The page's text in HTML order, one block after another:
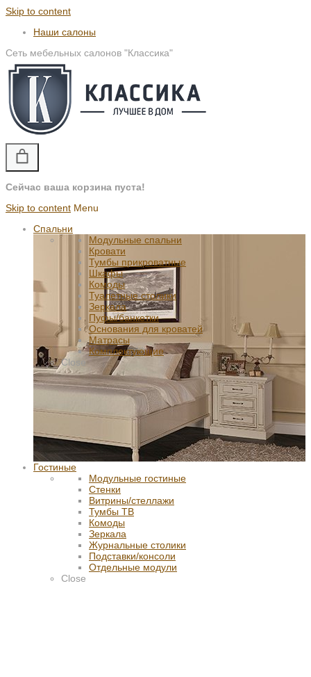
Skip to content
Наши салоны
Сеть мебельных салонов "Классика"
Сейчас ваша корзина пуста!
Skip to content Menu
Спальни
Модульные спальни
Кровати
Тумбы прикроватные
Шкафы
Комоды
Туалетные столики
Зеркала
Пуфы/банкетки
Основания для кроватей
Матрасы
Комплектующие
Close
Гостиные
Модульные гостиные
Стенки
Витрины/стеллажи
Тумбы ТВ
Комоды
Зеркала
Журнальные столики
Подставки/консоли
Отдельные модули
Close